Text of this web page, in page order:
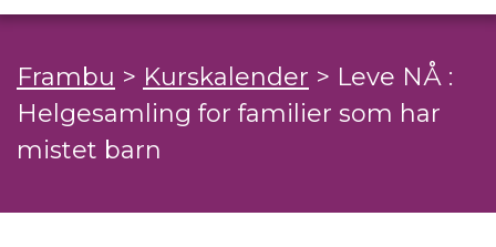
Frambu > Kurskalender > Leve NÅ :
Helgesamling for familier som har
mistet barn